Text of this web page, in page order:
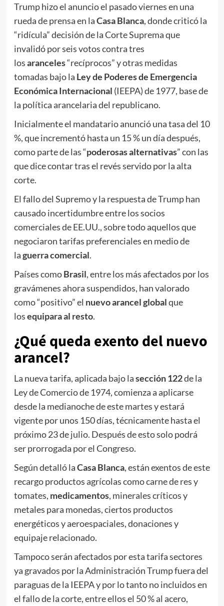
Trump hizo el anuncio el pasado viernes en una
rueda de prensa en laCasa Blanca, donde criticó la
“ridícula” decisión de la Corte Suprema que
invalidó por seis votos contra tres
losaranceles“recíprocos” y otras medidas
tomadas bajo la Ley de Poderes de Emergencia
Económica Internacional (IEEPA) de 1977, base de
la política arancelaria del republicano.
Inicialmente el mandatario anunció una tasa del 10
%, que incrementó hasta un 15 % un día después,
como parte de las “poderosas alternativas” con las
que dice contar tras el revés servido por la alta
corte.
El fallo del Supremo y la respuesta de Trump han
causado incertidumbre entre los socios
comerciales de EE.UU., sobre todo aquellos que
negociaron tarifas preferenciales en medio de
laguerra comercial.
Países comoBrasil, entre los más afectados por los
gravámenes ahora suspendidos, han valorado
como “positivo” el nuevo arancel globalque
losequipara al resto.
¿Qué queda exento del nuevo
arancel?
La nueva tarifa, aplicada bajo lasección 122de la
Ley de Comercio de 1974, comienza a aplicarse
desde la medianoche de este martes y estará
vigente por unos 150 días, técnicamente hasta el
próximo 23 de julio. Después de esto solo podrá
ser prorrogada por el Congreso.
Según detalló laCasa Blanca, están exentos de este
recargo productos agrícolas como carne de res y
tomates, medicamentos, minerales críticos y
metales para monedas, ciertos productos
energéticos y aeroespaciales, donaciones y
equipaje relacionado.
Tampoco serán afectados por esta tarifa sectores
ya gravados por la Administración Trump fuera del
paraguas de la IEEPA y por lo tanto no incluidos en
el fallo de la corte, entre ellos el 50 % al acero,